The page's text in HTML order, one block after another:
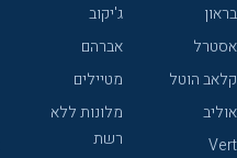
בראון
אסטרל
קלאב הוטל
אוליב
Vert
ג'יקוב
אברהם
מטיילים
מלונות ללא
רשת